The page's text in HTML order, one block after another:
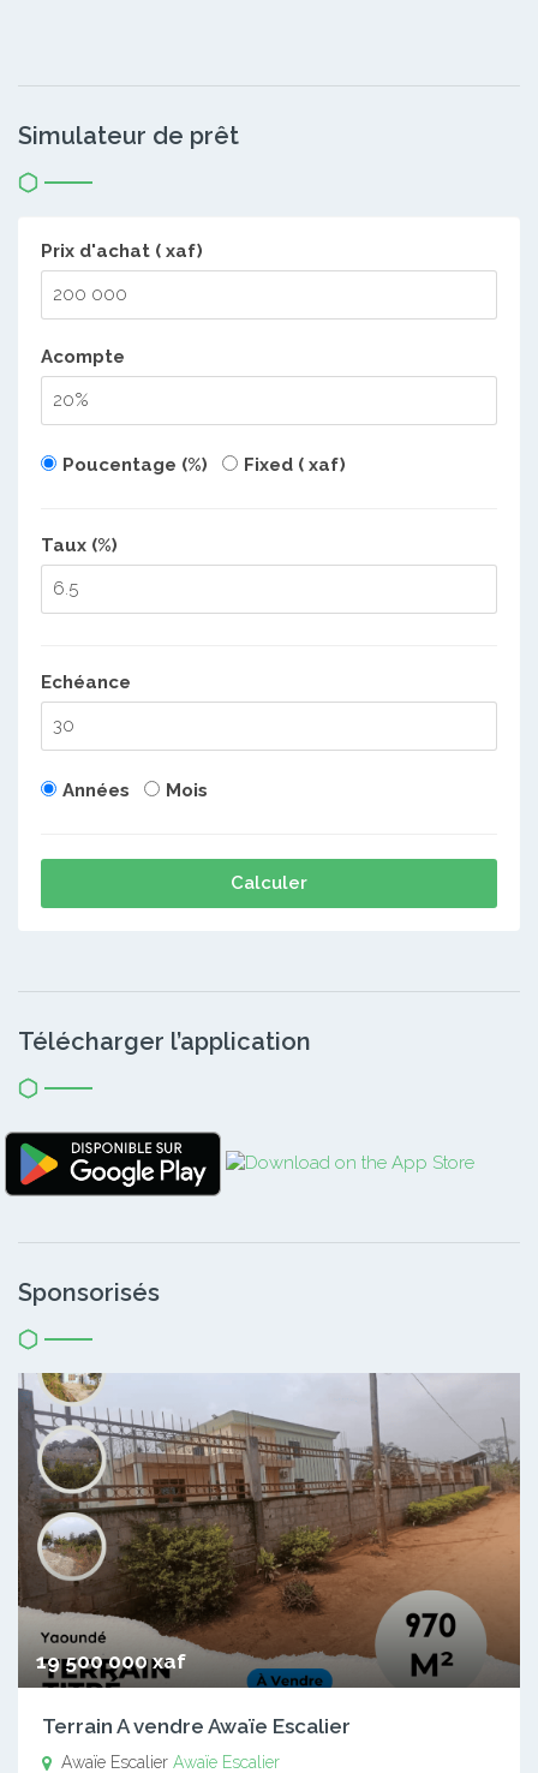
Simulateur de prêt
Prix d'achat ( xaf)
Acompte
Poucentage (%) Fixed ( xaf)
Taux (%)
Echéance
Années Mois
Calculer
Télécharger l’application
Sponsorisés
19 500 000 xaf
Terrain A vendre Awaïe Escalier
Awaïe Escalier Awaïe Escalier